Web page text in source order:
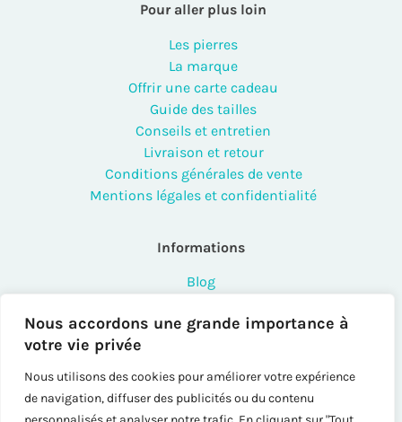
Nous accordons une grande importance à
votre vie privée
Nous utilisons des cookies pour améliorer votre expérience
de navigation, diffuser des publicités ou du contenu
Pour aller plus loin
Les pierres
La marque
Offrir une carte cadeau
Guide des tailles
Conseils et entretien
Livraison et retour
Conditions générales de vente
Mentions légales et confidentialité
Informations
Blog
Contact
Créateurs et professionnels
Instashop
Sitemap